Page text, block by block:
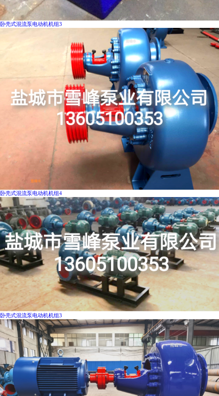
卧壳式混流泵电动机机组3
卧壳式混流泵电动机机组4
卧壳式混流泵电动机机组3